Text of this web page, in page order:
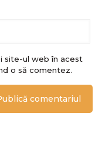
site-ul web în acest
o să comentez.